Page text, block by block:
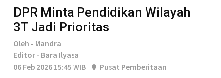
DPR Minta Pendidikan Wilayah
3T Jadi Prioritas
Oleh - Mandra
Editor - Bara Ilyasa
06 Feb 2026 15:45 WIB
Pusat Pemberitaan